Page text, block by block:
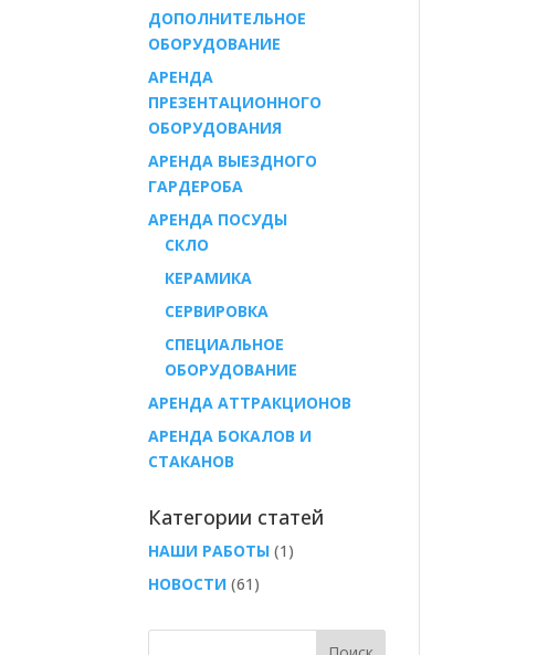
ДОПОЛНИТЕЛЬНОЕ
ОБОРУДОВАНИЕ
АРЕНДА
ПРЕЗЕНТАЦИОННОГО
ОБОРУДОВАНИЯ
АРЕНДА ВЫЕЗДНОГО
ГАРДЕРОБА
AРЕНДА ПОСУДЫ
СКЛО
КЕРАМИКА
СЕРВИРОВКА
СПЕЦИАЛЬНОЕ
ОБОРУДОВАНИЕ
АРЕНДА АТТРАКЦИОНОВ
АРЕНДА БОКАЛОВ И
СТАКАНОВ
Категории статей
НАШИ РАБОТЫ (1)
НОВОСТИ (61)